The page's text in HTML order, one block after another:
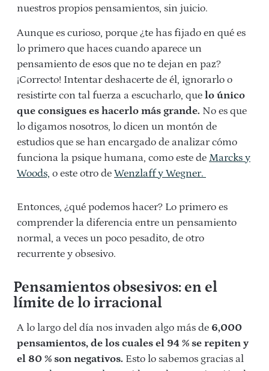
nuestros propios pensamientos, sin juicio.
Aunque es curioso, porque ¿te has fijado en qué es
lo primero que haces cuando aparece un
pensamiento de esos que no te dejan en paz?
¡Correcto! Intentar deshacerte de él, ignorarlo o
resistirte con tal fuerza a escucharlo, que lo único
que consigues es hacerlo más grande. No es que
lo digamos nosotros, lo dicen un montón de
estudios que se han encargado de analizar cómo
funciona la psique humana, como este de Marcks y
Woods, o este otro de Wenzlaff y Wegner.
Entonces, ¿qué podemos hacer? Lo primero es
comprender la diferencia entre un pensamiento
normal, a veces un poco pesadito, de otro
recurrente y obsesivo.
Pensamientos obsesivos: en el
límite de lo irracional
A lo largo del día nos invaden algo más de 6,000
pensamientos, de los cuales el 94 % se repiten y
el 80 % son negativos. Esto lo sabemos gracias al